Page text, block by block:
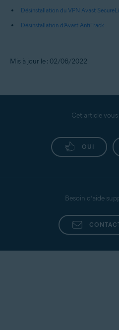
Désinstallation du VPN Avast
Désinstallation d’Avast AntiTrack
Mis à jour le : 02/06/2022
Cet article vous
OUI
Besoin d’aide